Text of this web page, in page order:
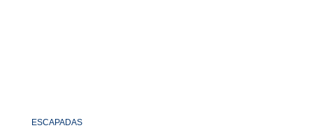
ESCAPADAS